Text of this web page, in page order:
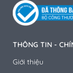
THÔNG TIN -
Giới thiệu